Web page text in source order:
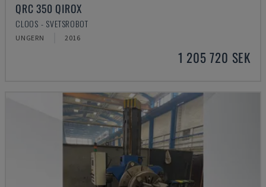
QRC 350 QIROX
CLOOS - SVETSROBOT
UNGERN 2016
1 205 720 SEK